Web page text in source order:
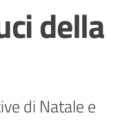
della
di Natale e